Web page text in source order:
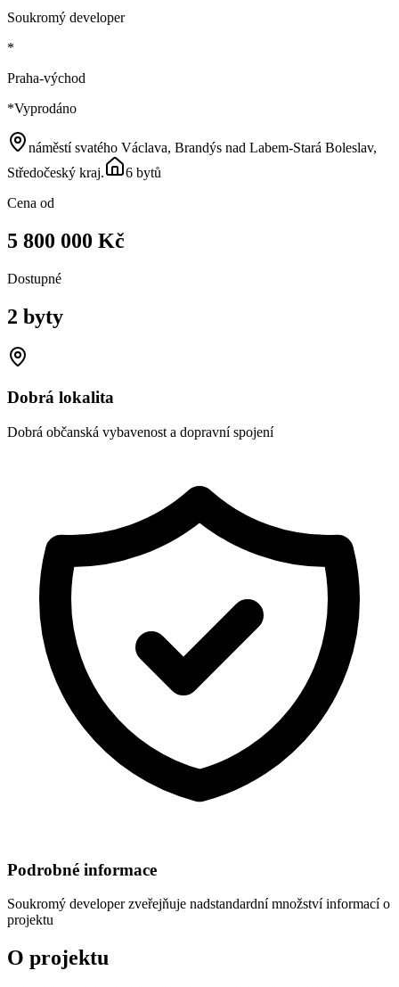
Soukromý developer
*
Praha-východ
*Vyprodáno
náměstí svatého Václava, Brandýs nad Labem-Stará Boleslav,
Středočeský kraj.
6 bytů
Cena od
5 800 000 Kč
Dostupné
2 byty
Dobrá lokalita
Dobrá občanská vybavenost a dopravní spojení
Podrobné informace
Soukromý developerzveřejňuje nadstandardní množství informací o
projektu
O projektu